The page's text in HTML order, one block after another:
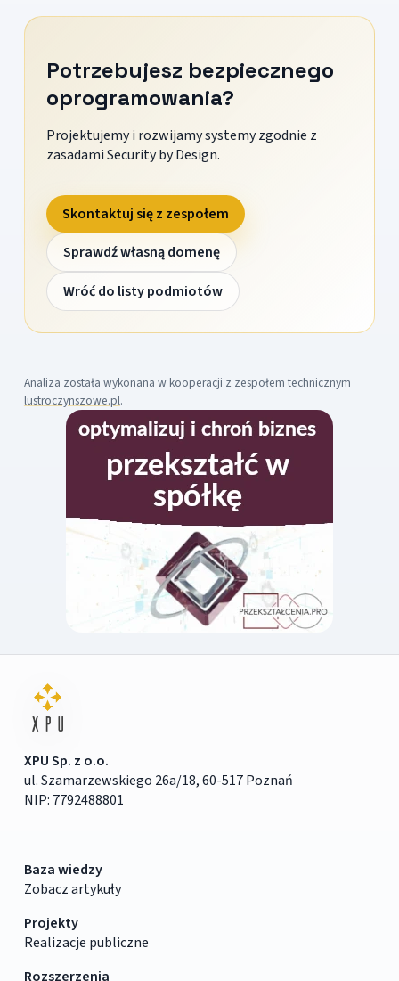
Potrzebujesz bezpiecznego
oprogramowania?
Projektujemy i rozwijamy systemy zgodnie z
zasadami Security by Design.
Skontaktuj się z zespołem
Sprawdź własną domenę
Wróć do listy podmiotów
Analiza została wykonana w kooperacji z zespołem technicznym
lustroczynszowe.pl.
XPU Sp. z o.o.
ul. Szamarzewskiego 26a/18, 60-517 Poznań
NIP: 7792488801
Baza wiedzy
Zobacz artykuły
Projekty
Realizacje publiczne
Rozszerzenia